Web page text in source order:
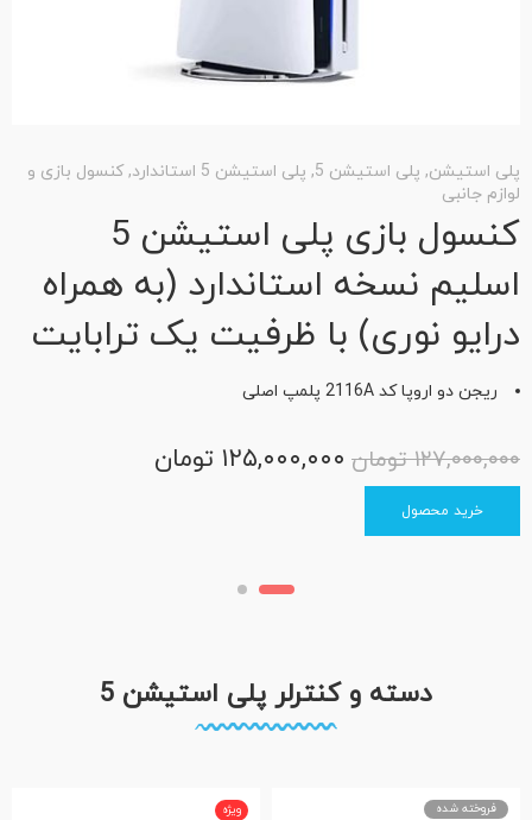
پلی استیشن, پلی استیشن 5 , پلی استیشن 5 استاندارد ,کنسول بازی و
لوازم جانبی
کنسول بازی پلی استیشن 5
اسلیم نسخه استاندارد (به همراه
درایو نوری) با ظرفیت یک ترابایت
ریجن دو اروپا کد 2116A پلمپ اصلی
۱۲۷,۰۰۰,۰۰۰ تومان ۱۲۵,۰۰۰,۰۰۰ تومان
خرید محصول
دسته و کنترلر پلی استیشن 5
فروخته شده ویژه